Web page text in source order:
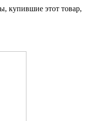
купившие этот товар,